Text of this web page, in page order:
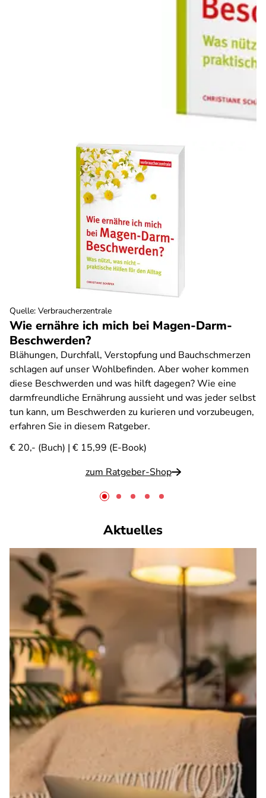
Wie ernähre ich mich bei Magen-Darm-
Beschwerden?
Blähungen, Durchfall, Verstopfung und Bauchschmerzen
schlagen auf unser Wohlbefinden. Aber woher kommen
diese Beschwerden und was hilft dagegen? Wie eine
darmfreundliche Ernährung aussieht und was jeder selbst
tun kann, um Beschwerden zu kurieren und vorzubeugen,
erfahren Sie in diesem Ratgeber.
€ 20,- (Buch) | € 15,99 (E-Book)
zum Ratgeber-Shop
Quelle: Verbraucherzentrale
Aktuelles